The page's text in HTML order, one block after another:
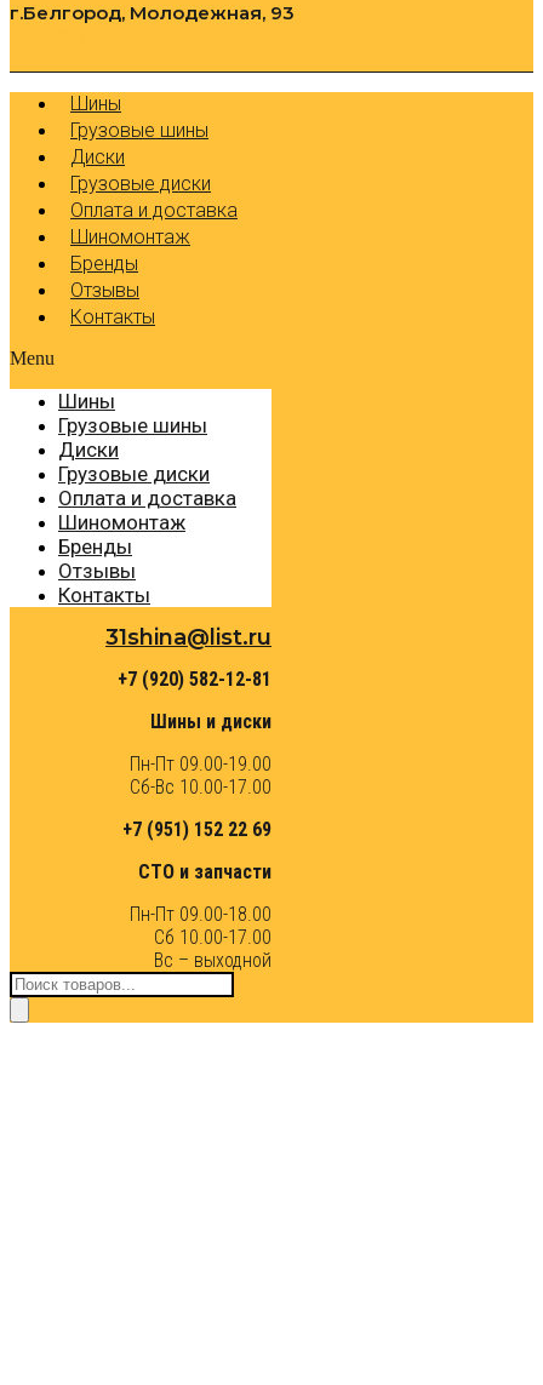
г.Белгород, Молодежная, 93
Шины
Грузовые шины
Диски
Грузовые диски
Оплата и доставка
Шиномонтаж
Бренды
Отзывы
Контакты
Menu
Шины
Грузовые шины
Диски
Грузовые диски
Оплата и доставка
Шиномонтаж
Бренды
Отзывы
Контакты
31shina@list.ru
+7 (920) 582-12-81
Шины и диски
Пн-Пт 09.00-19.00
Сб-Вс 10.00-17.00
+7 (951) 152 22 69
СТО и запчасти
Пн-Пт 09.00-18.00
Сб 10.00-17.00
Вс – выходной
Поиск
товаров